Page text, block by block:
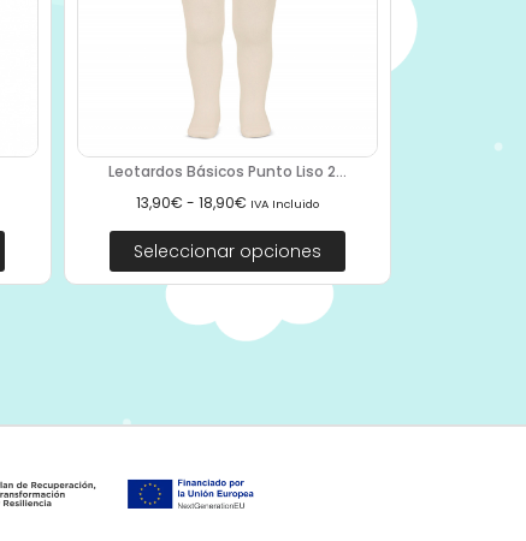
Leotardos Básicos Punto Liso 2...
13,90€ - 18,90€ IVA Incluido
Seleccionar opciones